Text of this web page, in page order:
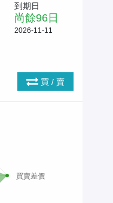
到期日
尚餘96日
2026-11-11
買 / 賣
買賣差價